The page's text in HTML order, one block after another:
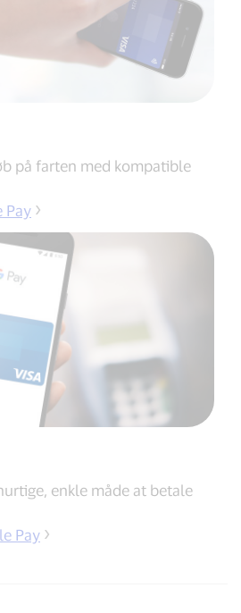
på farten med kompatible
Pay
enkle måde at betale
Pay